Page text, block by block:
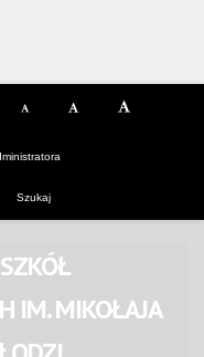
IM. MIKOŁAJA